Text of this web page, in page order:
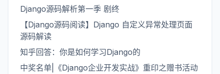
Django源码解析第一季 剧终
【Django源码阅读】Django 自定义异常处理页面
源码解读
知乎回答：你是如何学习Django的
中奖名单|《Django企业开发实战》重印之赠书活动